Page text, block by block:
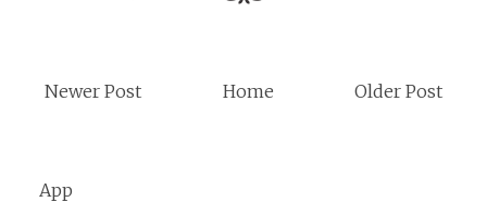
Newer Post Older Post
Home
App